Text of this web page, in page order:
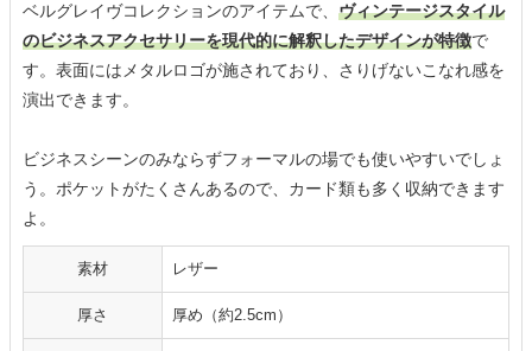
ベルグレイヴコレクションのアイテムで、 ヴィンテージスタイル
のビジネスアクセサリーを現代的に解釈したデザインが特徴で
す。表面にはメタルロゴが施されており、さりげないこなれ感を
演出できます。
ビジネスシーンのみならずフォーマルの場でも使いやすいでしょ
う。ポケットがたくさんあるので、カード類も多く収納できます
よ。
素材 レザー
厚さ 厚め（約2.5cm）